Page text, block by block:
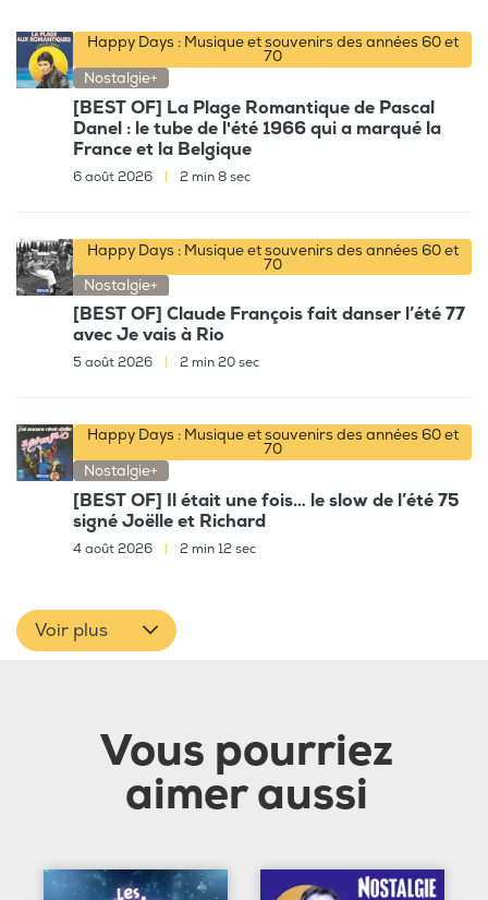
Happy Days : Musique et souvenirs des années 60 et
70
Nostalgie+
[BEST OF] La Plage Romantique de Pascal
Danel : le tube de l'été 1966 qui a marqué la
France et la Belgique
6 août 2026 2 min 8 sec
Happy Days : Musique et souvenirs des années 60 et
70
Nostalgie+
[BEST OF] Claude François fait danser l’été 77
avec Je vais à Rio
5 août 2026 2 min 20 sec
Happy Days : Musique et souvenirs des années 60 et
70
Nostalgie+
[BEST OF] Il était une fois… le slow de l’été 75
signé Joëlle et Richard
4 août 2026 2 min 12 sec
Voir plus
Vous pourriez
aimer aussi